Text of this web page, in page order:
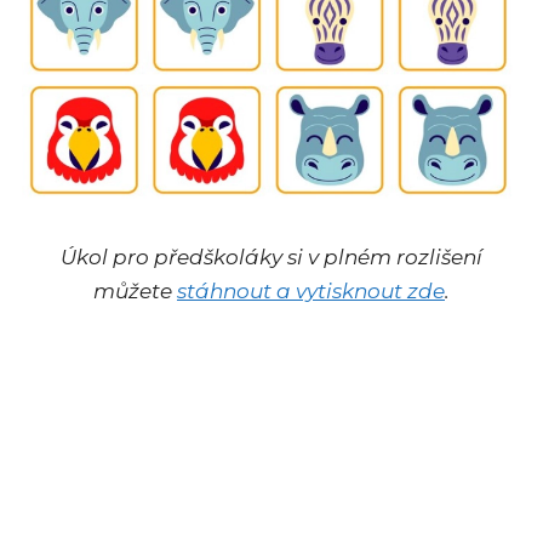
Úkol pro předškoláky si v plném rozlišení
můžete stáhnout a vytisknout zde.